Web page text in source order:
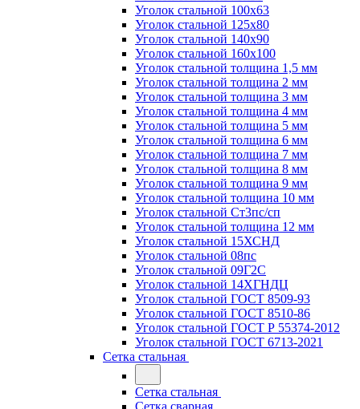
Уголок стальной 100х63
Уголок стальной 125х80
Уголок стальной 140х90
Уголок стальной 160х100
Уголок стальной толщина 1,5 мм
Уголок стальной толщина 2 мм
Уголок стальной толщина 3 мм
Уголок стальной толщина 4 мм
Уголок стальной толщина 5 мм
Уголок стальной толщина 6 мм
Уголок стальной толщина 7 мм
Уголок стальной толщина 8 мм
Уголок стальной толщина 9 мм
Уголок стальной толщина 10 мм
Уголок стальной Ст3пс/сп
Уголок стальной толщина 12 мм
Уголок стальной 15ХСНД
Уголок стальной 08пс
Уголок стальной 09Г2С
Уголок стальной 14ХГНДЦ
Уголок стальной ГОСТ 8509-93
Уголок стальной ГОСТ 8510-86
Уголок стальной ГОСТ Р 55374-2012
Уголок стальной ГОСТ 6713-2021
Сетка стальная
Сетка стальная
Сетка сварная